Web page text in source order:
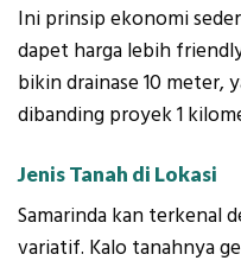
Ini prinsip ekonomi
dapet harga lebih
bikin drainase 10 meter,
dibanding proyek 1
Jenis Tanah di Lokasi
Samarinda kan terkenal
variatif. Kalo tanahnya